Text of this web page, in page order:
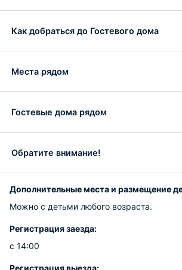
Как добраться до Гостевого дома
Места рядом
Гостевые дома рядом
Обратите внимание!
Дополнительные места и размещение
Можно с детьми любого возраста.
Регистрация заезда:
с 14:00
Регистрация выезда: